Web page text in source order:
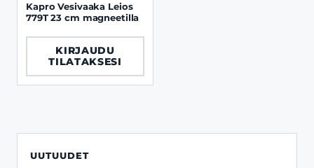
UUTUUDET
Kapro Vesivaaka Leios
779T 23 cm magneetilla
KIRJAUDU
TILATAKSESI